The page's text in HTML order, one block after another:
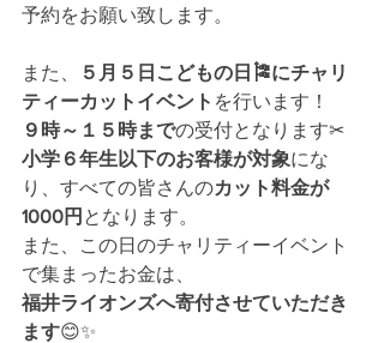
予約をお願い致します。
また、
５月５日こどもの日🎏にチャリ
ティーカットイベント を行います！
９時～１５時までの受付となります✂
小学６年生以下のお客様が対象にな
り、すべての皆さんのカット料金が
1000円 となります。
また、この日のチャリティーイベント
で集まったお金は、
福井ライオンズへ寄付させていただき
ます😊✨